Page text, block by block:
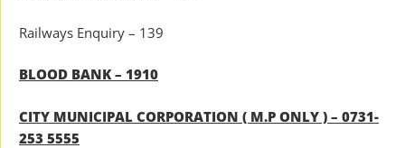
Railways Enquiry – 139
BLOOD BANK – 1910
CITY MUNICIPAL CORPORATION ( M.P ONLY ) – 0731-
253 5555